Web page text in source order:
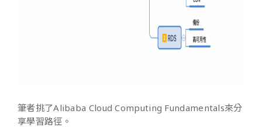
筆者挑了Alibaba Cloud Computing Fundamentals來分
享學習路徑。